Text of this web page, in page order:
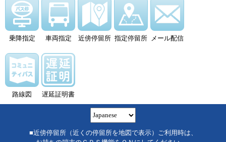
乗降指定 車両指定 近傍停留所 指定停留所 メール配信
路線図 遅延証明書
■近傍停留所（近くの停留所を地図で表示）ご利用時は、